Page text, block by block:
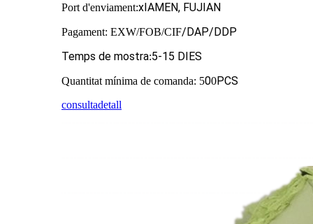
Port d'enviament:x IAMEN, FUJIAN
Pagament: EXW/FOB/CIF/DAP/DDP
Temps de mostra:5-15 DIES
Quantitat mínima de comanda: 500PCS
consultadetall